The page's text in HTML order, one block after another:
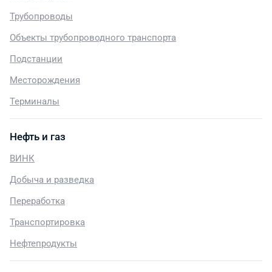
Трубопроводы
Объекты трубопроводного транспорта
Подстанции
Месторождения
Терминалы
Нефть и газ
ВИНК
Добыча и разведка
Переработка
Транспортировка
Нефтепродукты